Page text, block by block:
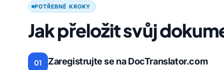
POTŘEBNÉ KROKY
Jak přeložit svůj
01 Zaregistrujte se na DocTranslator.com